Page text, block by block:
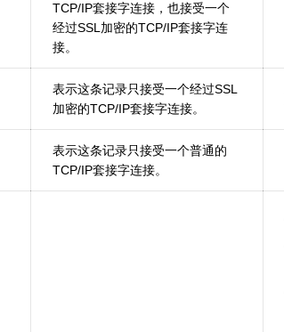
TCP/IP套接字连接，也接受一个
经过SSL加密的TCP/IP套接字连
接。
表示这条记录只接受一个经过SSL
加密的TCP/IP套接字连接。
表示这条记录只接受一个普通的
TCP/IP套接字连接。